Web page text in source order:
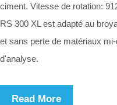
ciment. Vitesse de rotation:
RS 300 XL est adapté au
et sans perte de matériaux
d'analyse.
Read More